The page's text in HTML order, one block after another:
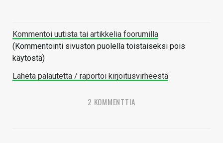
Kommentoi uutista tai artikkelia foorumilla
(Kommentointi sivuston puolella toistaiseksi pois
käytöstä)
Lähetä palautetta / raportoi kirjoitusvirheestä
2 KOMMENTTIA